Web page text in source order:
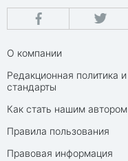
О компании
Редакционная политика и
стандарты
Как стать нашим автором
Правила пользования
Правовая информация